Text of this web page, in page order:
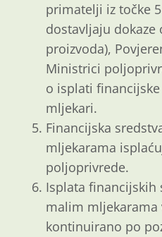
primatelji iz točke
dostavljaju
proizvoda),
Ministrici
o isplati
mljekari.
Financijska
mljekarama
poljoprivrede.
Isplata financijskih
malim mljekarama
kontinuirano po